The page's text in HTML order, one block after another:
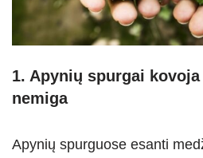
1. Apynių spurgai
nemiga
Apynių spurguose esanti